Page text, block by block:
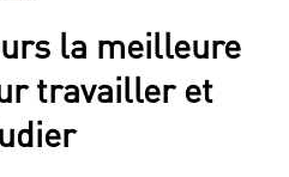
la meilleure
travailler et